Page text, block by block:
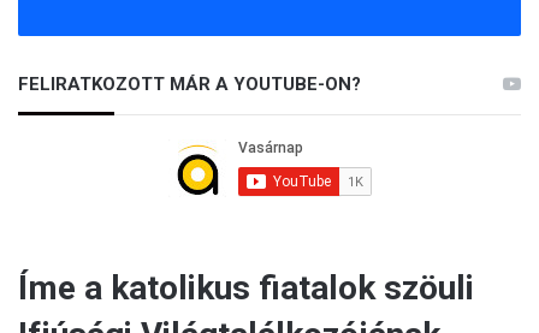
FELIRATKOZOTT MÁR A YOUTUBE-ON?